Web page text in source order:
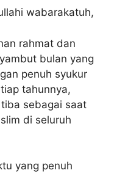
wabarakatuh,
rahmat dan
bulan yang
penuh syukur
tahunnya,
sebagai saat
di seluruh
yang penuh